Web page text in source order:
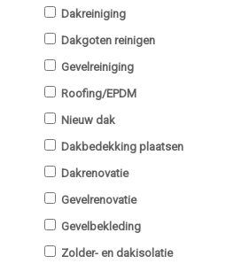
Dakreiniging
Dakgoten reinigen
Gevelreiniging
Roofing/EPDM
Nieuw dak
Dakbedekking plaatsen
Dakrenovatie
Gevelrenovatie
Gevelbekleding
Zolder- en dakisolatie